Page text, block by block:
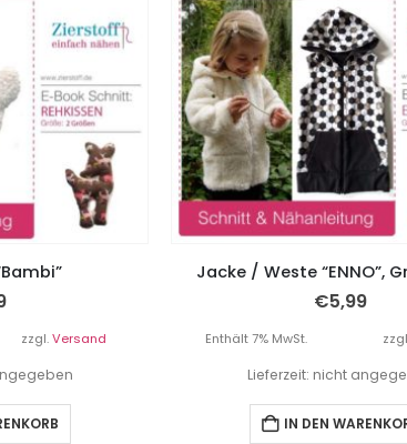
zzgl.Versand
Jacke / Weste “ENNO”,
€5,99
Enthält 7% MwSt.
Lieferzeit: nicht
IN DEN